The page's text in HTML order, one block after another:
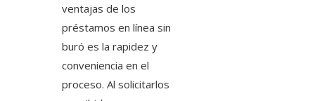
ventajas de los
préstamos en línea sin
buró es la rapidez y
conveniencia en el
proceso. Al solicitarlos